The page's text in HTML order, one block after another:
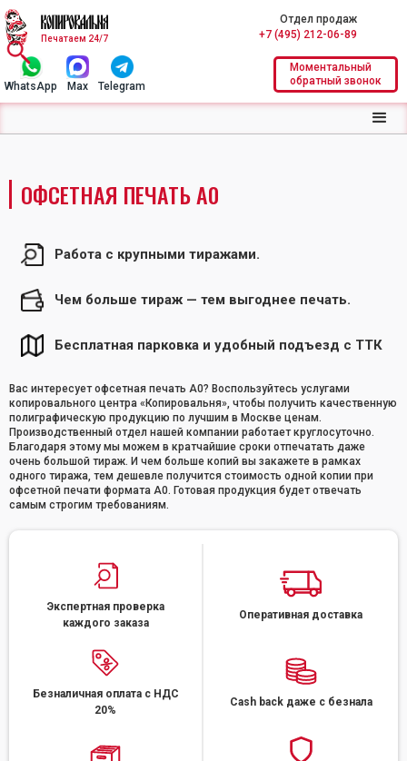
Печатаем 24/7
Отдел продаж
+7 (495) 212-06-89
WhatsApp Max Telegram
Моментальный
обратный звонок
ОФСЕТНАЯ ПЕЧАТЬ А0
Работа с крупными тиражами.
Чем больше тираж — тем выгоднее печать.
Бесплатная парковка и удобный подъезд с ТТК
Вас интересует офсетная печать А0? Воспользуйтесь услугами
копировального центра «Копировальня», чтобы получить качественную
полиграфическую продукцию по лучшим в Москве ценам.
Производственный отдел нашей компании работает круглосуточно.
Благодаря этому мы можем в кратчайшие сроки отпечатать даже
очень большой тираж. И чем больше копий вы закажете в рамках
одного тиража, тем дешевле получится стоимость одной копии при
офсетной печати формата А0. Готовая продукция будет отвечать
самым строгим требованиям.
Экспертная проверка
каждого заказа
Оперативная доставка
Безналичная оплата с НДС
20%
Cash back даже с безнала